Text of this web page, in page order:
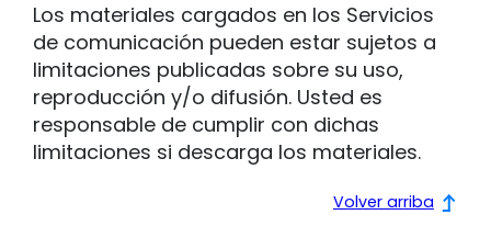
Los materiales cargados en los Servicios
de comunicación pueden estar sujetos a
limitaciones publicadas sobre su uso,
reproducción y/o difusión. Usted es
responsable de cumplir con dichas
limitaciones si descarga los materiales.
Volver arriba